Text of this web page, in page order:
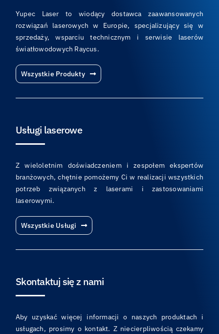
Yupec Laser to wiodący dostawca zaawansowanych
rozwiązań laserowych w Europie, specjalizujący się w
sprzedaży, wsparciu technicznym i serwisie laserów
światłowodowych Raycus.
Wszystkie Produkty
Usługi laserowe
Z wieloletnim doświadczeniem i zespołem ekspertów
branżowych, chętnie pomożemy Ci w realizacji wszystkich
potrzeb związanych z laserami i zastosowaniami
laserowymi.
Wszystkie Usługi
Skontaktuj się z nami
Aby uzyskać więcej informacji o naszych produktach i
usługach, prosimy o kontakt. Z niecierpliwością czekamy